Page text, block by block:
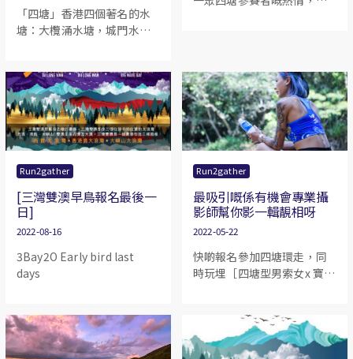
「四塘」香港四個著名的水
塘：大欖涌水塘，城門水
Run2gather
[三灣雙澳早鳥報名最後一
日]
2022-08-16
3Bay2O Early bird last
days
Run2gather
最吸引嘅係有機會專業攝
影師幫你影一輯靚相呀
2022-05-22
快啲報名參加四塘環走，同
時玩埋［四塘型男索女x 寶礦